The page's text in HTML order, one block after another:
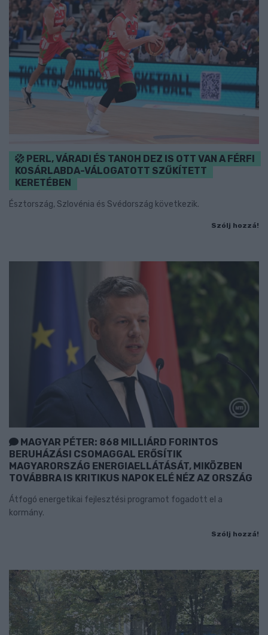
PERL, VÁRADI ÉS TANOH DEZ IS OTT VAN A FÉRFI
KOSÁRLABDA-VÁLOGATOTT SZŰKÍTETT
KERETÉBEN
Észtország, Szlovénia és Svédország következik.
Szólj hozzá!
MAGYAR PÉTER: 868 MILLIÁRD FORINTOS
BERUHÁZÁSI CSOMAGGAL ERŐSÍTIK
MAGYARORSZÁG ENERGIAELLÁTÁSÁT, MIKÖZBEN
TOVÁBBRA IS KRITIKUS NAPOK ELÉ NÉZ AZ ORSZÁG
Átfogó energetikai fejlesztési programot fogadott el a
kormány.
Szólj hozzá!